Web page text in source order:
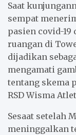
Saat
sempat
pasien covid-19
ruangan di
dijadikan
mengamati
tentang skema
RSD Wisma
Sesaat setelah
meninggalkan